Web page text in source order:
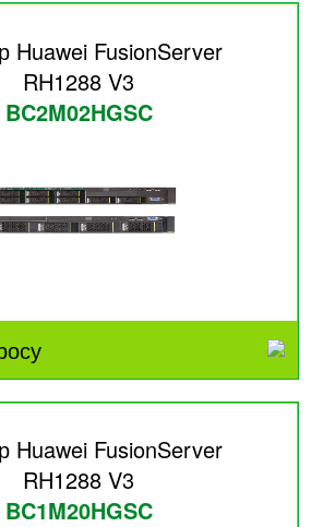
Huawei FusionServer
RH1288 V3
BC2M02HGSC
Huawei FusionServer
RH1288 V3
BC1M20HGSC